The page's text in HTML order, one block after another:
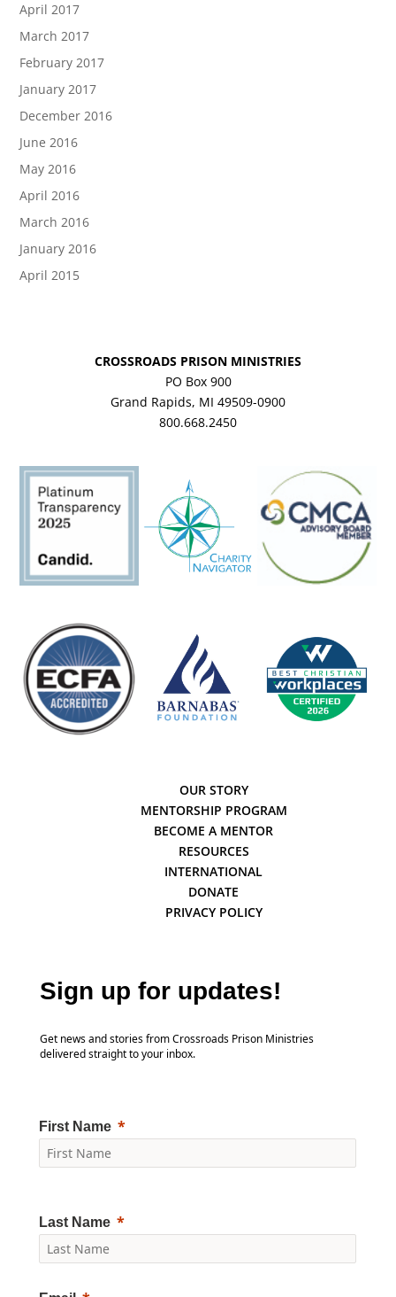
April 2017
March 2017
February 2017
January 2017
December 2016
June 2016
May 2016
April 2016
March 2016
January 2016
April 2015
CROSSROADS PRISON MINISTRIES
PO Box 900
Grand Rapids, MI 49509-0900
800.668.2450
OUR STORY
MENTORSHIP PROGRAM
BECOME A MENTOR
RESOURCES
INTERNATIONAL
DONATE
PRIVACY POLICY
Sign up for updates!
Get news and stories from Crossroads Prison Ministries
delivered straight to your inbox.
First Name
Last Name